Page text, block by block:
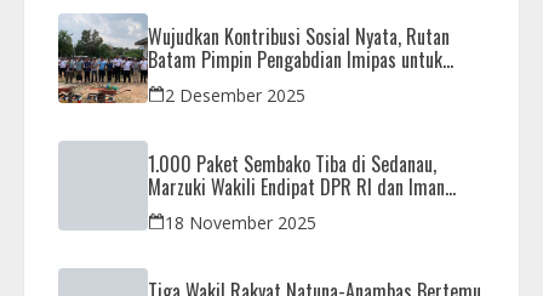
Wujudkan Kontribusi Sosial Nyata, Rutan
Batam Pimpin Pengabdian Imipas untuk
Negeri di Masjid Syahrom Ba’dawi
2 Desember 2025
1.000 Paket Sembako Tiba di Sedanau,
Marzuki Wakili Endipat DPR RI dan Iman
Sutiawan Kawal Reses di Natuna
18 November 2025